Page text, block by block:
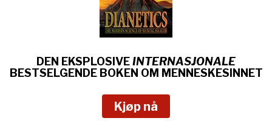
DEN EKSPLOSIVEINTERNASJONALE
BESTSELGENDE BOKEN OM MENNESKESINNET
Kjøp nå